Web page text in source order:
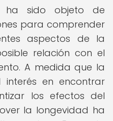
ha sido objeto de
para comprender
aspectos de la
relación con el
A medida que la
interés en encontrar
los efectos del
la longevidad ha